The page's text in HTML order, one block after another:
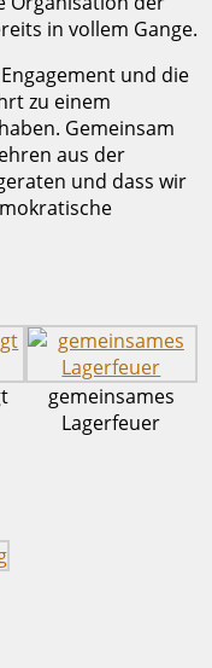
in vollem Gange.
und die
zu einem
Gemeinsam
aus der
und dass wir
gemeinsames
Lagerfeuer